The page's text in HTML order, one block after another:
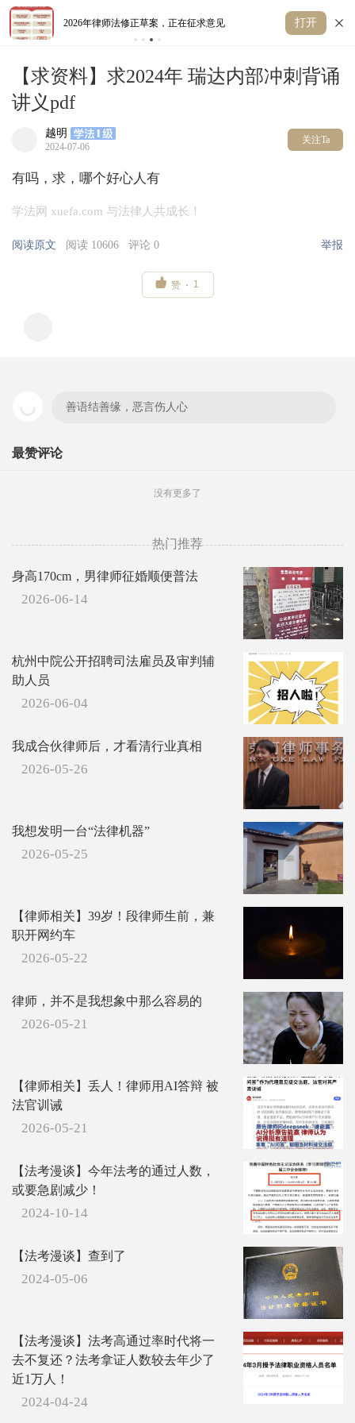
2026年律师法修正草案，正在征求意见 弃
打开
【求资料】求2024年 瑞达内部冲刺背诵
讲义pdf
越明
2024-07-06
关注Ta
有吗，求，哪个好心人有
学法网 xuefa.com 与法律人共成长！
阅读原文 阅读 10606 评论 0 举报
 赞 1
善语结善缘，恶言伤人心
最赞评论
没有更多了
热门推荐
身高170cm，男律师征婚顺便普法
2026-06-14
杭州中院公开招聘司法雇员及审判辅
助人员
2026-06-04
我成合伙律师后，才看清行业真相
2026-05-26
我想发明一台“法律机器”
2026-05-25
【律师相关】39岁！段律师生前，兼
职开网约车
2026-05-22
律师，并不是我想象中那么容易的
2026-05-21
【律师相关】丢人！律师用AI答辩 被
法官训诫
2026-05-21
【法考漫谈】今年法考的通过人数，
或要急剧减少！
2024-10-14
【法考漫谈】查到了
2024-05-06
【法考漫谈】法考高通过率时代将一
去不复还？法考拿证人数较去年少了
近1万人！
2024-04-24